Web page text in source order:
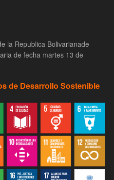
la Republica Bolivarianade
de fecha martes 13 de
de Desarrollo Sostenible